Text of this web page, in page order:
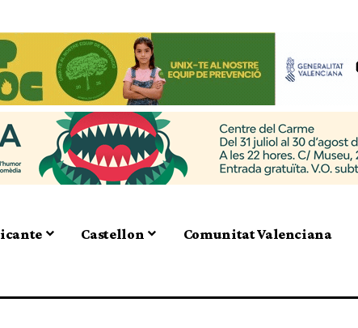
Castellon Comunitat Valenciana